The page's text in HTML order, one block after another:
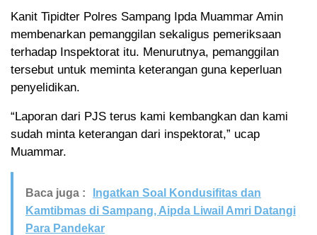
Kanit Tipidter Polres Sampang Ipda Muammar Amin
membenarkan pemanggilan sekaligus pemeriksaan
terhadap Inspektorat itu. Menurutnya, pemanggilan
tersebut untuk meminta keterangan guna keperluan
penyelidikan.
“Laporan dari PJS terus kami kembangkan dan kami
sudah minta keterangan dari inspektorat,” ucap
Muammar.
Baca juga :
Ingatkan Soal Kondusifitas dan
Kamtibmas di Sampang, Aipda Liwail Amri Datangi
Para Pandekar